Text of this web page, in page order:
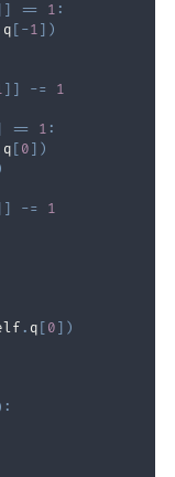
] == 1 :
q [ -1 ] )
] ] -=
1
== 1 :
q [ 0 ] )
] -= 1
. q [ 0 ] )
: